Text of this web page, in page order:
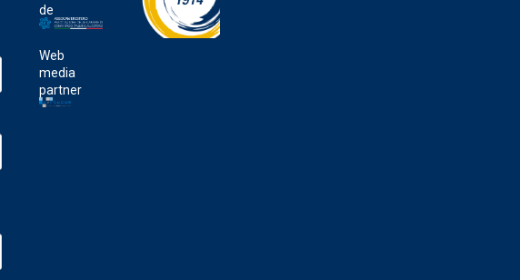
de
Web
media
partner